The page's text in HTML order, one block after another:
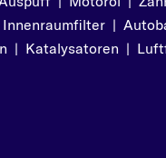
Innenraumfilter |
| Katalysatoren |